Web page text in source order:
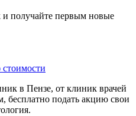
и получайте первым новые
в Пензе, от клиник врачей
бесплатно подать акцию свои